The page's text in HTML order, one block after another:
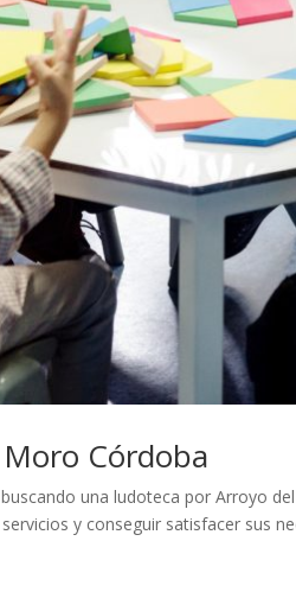
Córdoba
una ludoteca por Arroyo
y conseguir satisfacer sus